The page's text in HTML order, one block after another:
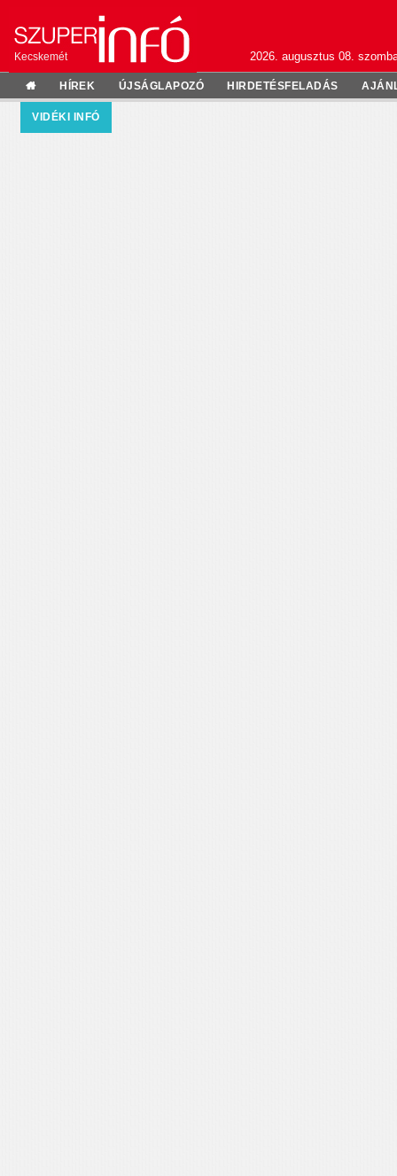
Kecskemét 2026. augusztus 08.
HÍREK ÚJSÁGLAPOZÓ HIRDETÉSFELADÁS
VIDÉKI INFÓ